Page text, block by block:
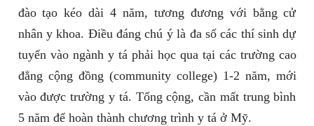
đào tạo kéo dài 4 năm, tương đương với bằng cử
nhân y khoa. Điều đáng chú ý là đa số các thí sinh dự
tuyển vào ngành y tá phải học qua tại các trường cao
đẳng cộng đồng (community college) 1-2 năm, mới
vào được trường y tá. Tổng cộng, cần mất trung bình
5 năm để hoàn thành chương trình y tá ở Mỹ.